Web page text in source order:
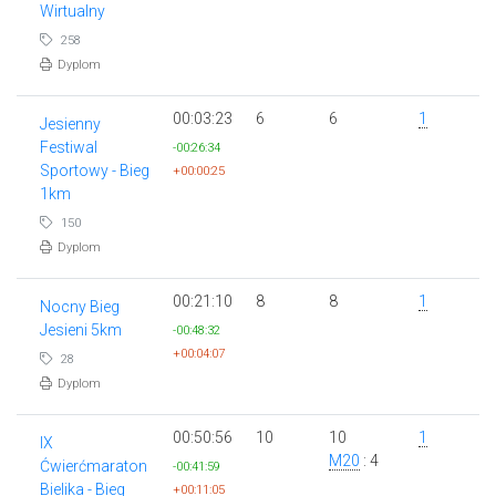
Wirtualny
258
Dyplom
Jesienny
Festiwal
Sportowy - Bieg
1km
150
Dyplom
00:03:23
-00:26:34
+00:00:25
6 6 1
Nocny Bieg
Jesieni 5km
28
Dyplom
00:21:10
-00:48:32
+00:04:07
8 8 1
IX
Ćwierćmaraton
Bielika - Bieg
00:50:56
-00:41:59
+00:11:05
10
10
M20 : 4
1